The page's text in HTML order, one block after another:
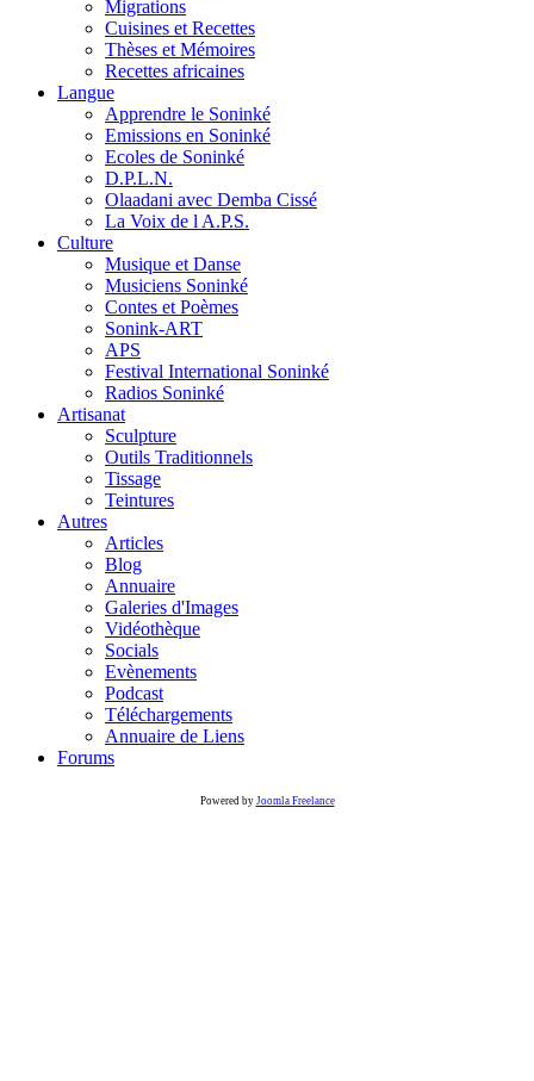
Migrations
Cuisines et Recettes
Thèses et Mémoires
Recettes africaines
Langue
Apprendre le Soninké
Emissions en Soninké
Ecoles de Soninké
D.P.L.N.
Olaadani avec Demba Cissé
La Voix de l A.P.S.
Culture
Musique et Danse
Musiciens Soninké
Contes et Poèmes
Sonink-ART
APS
Festival International Soninké
Radios Soninké
Artisanat
Sculpture
Outils Traditionnels
Tissage
Teintures
Autres
Articles
Blog
Annuaire
Galeries d'Images
Vidéothèque
Socials
Evènements
Podcast
Téléchargements
Annuaire de Liens
Forums
Powered by Joomla Freelance